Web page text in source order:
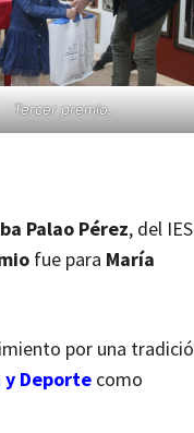
Tercer premio.
Palao Pérez, del IES
fue para María
por una
Deporte como